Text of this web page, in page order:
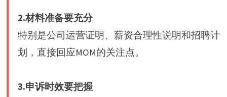
2.材料准备要充分
特别是公司运营证明、薪资合理性说明和招聘计
划，直接回应MOM的关注点。
3.申诉时效要把握